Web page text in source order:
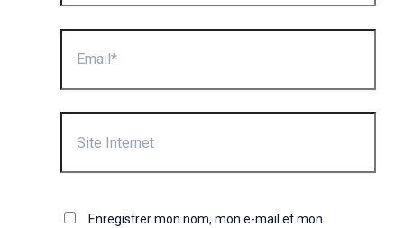
Internet
Enregistrer mon nom, mon e-mail et mon